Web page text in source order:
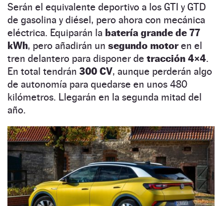
Serán el equivalente deportivo a los GTI y GTD
de gasolina y diésel, pero ahora con mecánica
eléctrica. Equiparán la batería grande de 77
kWh, pero añadirán un segundo motoren el
tren delantero para disponer de tracción 4×4.
En total tendrán 300 CV, aunque perderán algo
de autonomía para quedarse en unos 480
kilómetros. Llegarán en la segunda mitad del
año.